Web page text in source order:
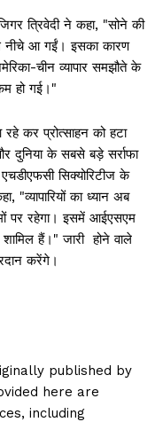
त्रिवेदी ने कहा, "सोने की
नीचे आ गईं। इसका कारण
चीन व्यापार समझौते के
हो गई।"
कर प्रोत्साहन को हटा
दुनिया के सबसे बड़े सर्राफा
सिक्योरिटीज के
"व्यापारियों का ध्यान अब
पर रहेगा। इसमें आईएसएम
हैं।" जारी होने वाले
करेंगे।
published by
here are
including